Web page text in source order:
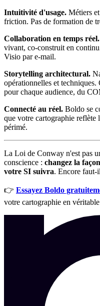
Intuitivité d'usage. Métiers
friction. Pas de formation de
Collaboration en temps réel.
vivant, co-construit en
Visio par e-mail.
Storytelling architectural.
opérationnelles et
pour chaque audience, du
Connecté au réel. Boldo se
que votre cartographie reflète
périmé.
La Loi de Conway n'est pas
conscience : changez la
votre SI suivra. Encore faut-
👉 Essayez Boldo
votre cartographie en